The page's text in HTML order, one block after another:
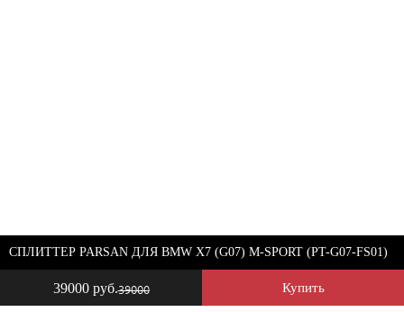
39000 руб.39000 Купить
СПЛИТТЕР PARSAN ДЛЯ BMW X7 (G07) M-SPORT (PT-G07-FS01)